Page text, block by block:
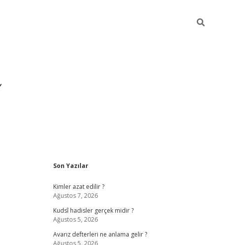
Sidebar
Son Yazılar
Kimler azat edilir ?
Ağustos 7, 2026
Kudsî hadisler gerçek midir ?
Ağustos 5, 2026
Avarız defterleri ne anlama gelir ?
Ağustos 5, 2026